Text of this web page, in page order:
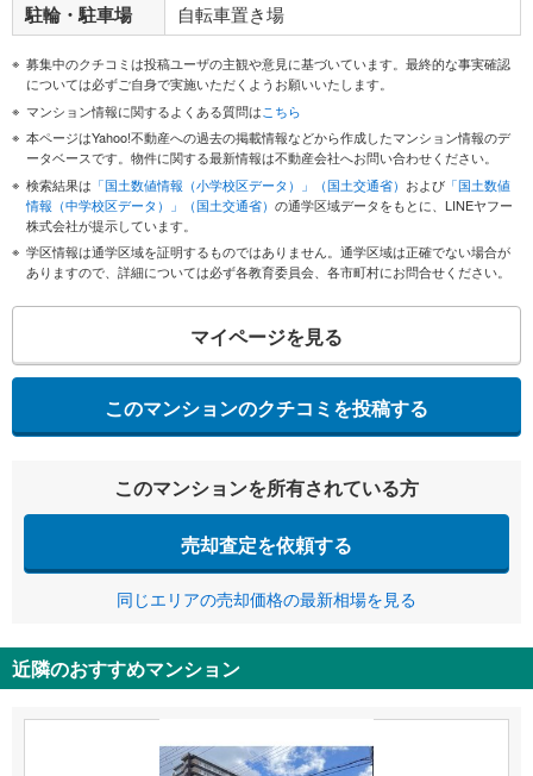
駐輪・駐車場 自転車置き場
募集中のクチコミは投稿ユーザの主観や意見に基づいています。最終的な事実確認
については必ずご自身で実施いただくようお願いいたします。
マンション情報に関するよくある質問はこちら
本ページはYahoo!不動産への過去の掲載情報などから作成したマンション情報のデ
ータベースです。物件に関する最新情報は不動産会社へお問い合わせください。
検索結果は 「国土数値情報（小学校区データ）」（国土交通省） および 「国土数値
情報（中学校区データ）」（国土交通省） の通学区域データをもとに、LINEヤフー
株式会社が提示しています。
学区情報は通学区域を証明するものではありません。通学区域は正確でない場合が
ありますので、詳細については必ず各教育委員会、各市町村にお問合せください。
マイページを見る
このマンションのクチコミを投稿する
このマンションを所有されている方
売却査定を依頼する
同じエリアの売却価格の最新相場を見る
近隣のおすすめマンション